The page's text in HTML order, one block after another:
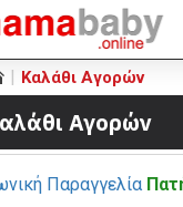
Καλάθι Αγορών
Αγορών
Παραγγελία